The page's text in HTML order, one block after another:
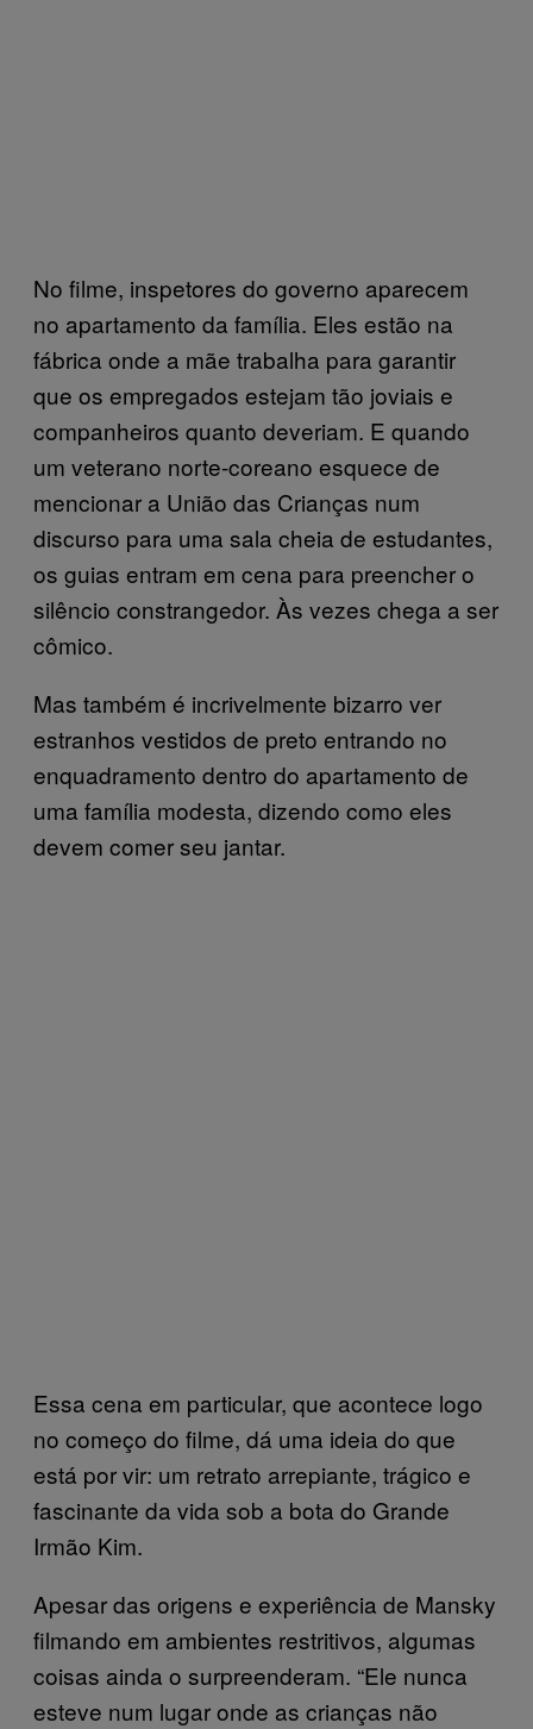
No filme, inspetores do governo aparecem
no apartamento da família. Eles estão na
fábrica onde a mãe trabalha para garantir
que os empregados estejam tão joviais e
companheiros quanto deveriam. E quando
um veterano norte-coreano esquece de
mencionar a União das Crianças num
discurso para uma sala cheia de estudantes,
os guias entram em cena para preencher o
silêncio constrangedor. Às vezes chega a ser
cômico.
Mas também é incrivelmente bizarro ver
estranhos vestidos de preto entrando no
enquadramento dentro do apartamento de
uma família modesta, dizendo como eles
devem comer seu jantar.
Essa cena em particular, que acontece logo
no começo do filme, dá uma ideia do que
está por vir: um retrato arrepiante, trágico e
fascinante da vida sob a bota do Grande
Irmão Kim.
Apesar das origens e experiência de Mansky
filmando em ambientes restritivos, algumas
coisas ainda o surpreenderam. “Ele nunca
esteve num lugar onde as crianças não